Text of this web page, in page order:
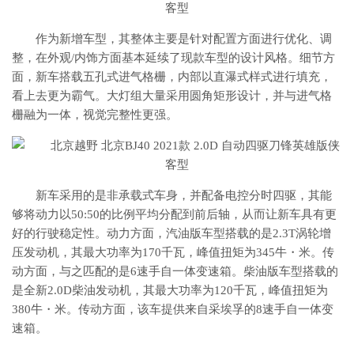
作为新增车型，其整体主要是针对配置方面进行优化、调
整，在外观/内饰方面基本延续了现款车型的设计风格。细节方
面，新车搭载五孔式进气格栅，内部以直瀑式样式进行填充，
看上去更为霸气。大灯组大量采用圆角矩形设计，并与进气格
栅融为一体，视觉完整性更强。
新车采用的是非承载式车身，并配备电控分时四驱，其能
够将动力以50:50的比例平均分配到前后轴，从而让新车具有更
好的行驶稳定性。动力方面，汽油版车型搭载的是2.3T涡轮增
压发动机，其最大功率为170千瓦，峰值扭矩为345牛・米。传
动方面，与之匹配的是6速手自一体变速箱。柴油版车型搭载的
是全新2.0D柴油发动机，其最大功率为120千瓦，峰值扭矩为
380牛・米。传动方面，该车提供来自采埃孚的8速手自一体变
速箱。